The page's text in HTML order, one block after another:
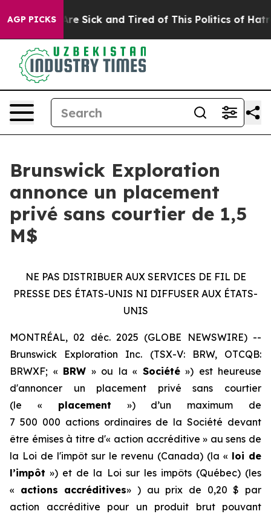
AGP PICKSAre Sick and Tired of This Politics of Hatred”
Brunswick Exploration
annonce un placement
privé sans courtier de 1,5
M$
NE PAS DISTRIBUER AUX SERVICES DE FIL DE
PRESSE DES ÉTATS-UNIS NI DIFFUSER AUX ÉTATS-
UNIS
MONTRÉAL, 02 déc. 2025 (GLOBE NEWSWIRE) --
Brunswick Exploration Inc. (TSX-V: BRW, OTCQB:
BRWXF; « BRW » ou la « Société») est heureuse
d'annoncer un placement privé sans courtier
(le « placement ») d’un maximum de
7 500 000 actions ordinaires de la Société devant
être émises à titre d'« action accréditive » au sens de
la Loi de l'impôt sur le revenu (Canada) (la « loi de
l’impôt ») et de la Loi sur les impôts(Québec) (les
« actions accréditives» ) au prix de 0,20 $ par
action accréditive pour un produit brut pouvant